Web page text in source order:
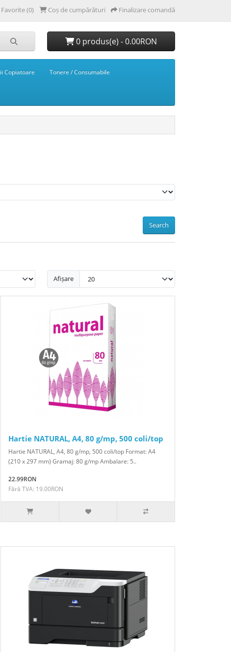
Favorite (0) Coș de cumpărături Finalizare comandă
0 produs(e) - 0.00RON
Copiatoare Tonere / Consumabile
Search
Afișare
Hartie NATURAL, A4, 80 g/mp, 500 coli/top
Hartie NATURAL, A4, 80 g/mp, 500 coli/top Format: A4
(210 x 297 mm) Gramaj: 80 g/mp Ambalare: 5..
22.99RON
Fără TVA: 19.00RON